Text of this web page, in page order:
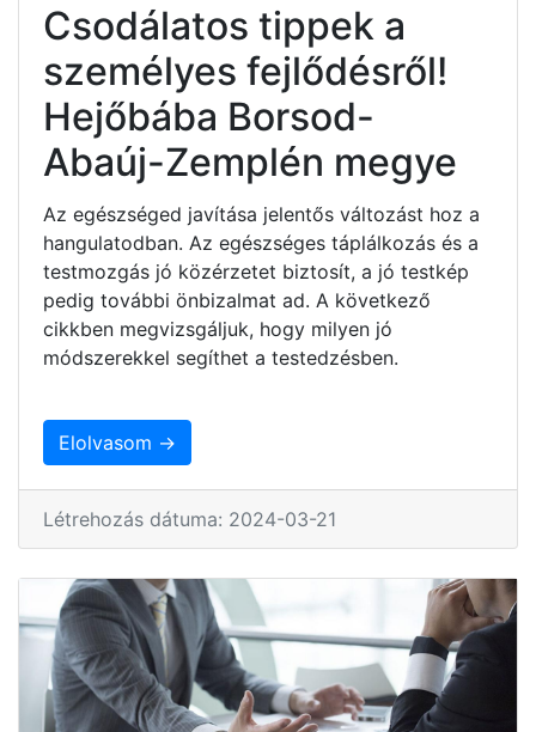
Csodálatos tippek a
személyes fejlődésről!
Hejőbába Borsod-
Abaúj-Zemplén megye
Az egészséged javítása jelentős változást hoz a
hangulatodban. Az egészséges táplálkozás és a
testmozgás jó közérzetet biztosít, a jó testkép
pedig további önbizalmat ad. A következő
cikkben megvizsgáljuk, hogy milyen jó
módszerekkel segíthet a testedzésben.
Elolvasom →
Létrehozás dátuma: 2024-03-21